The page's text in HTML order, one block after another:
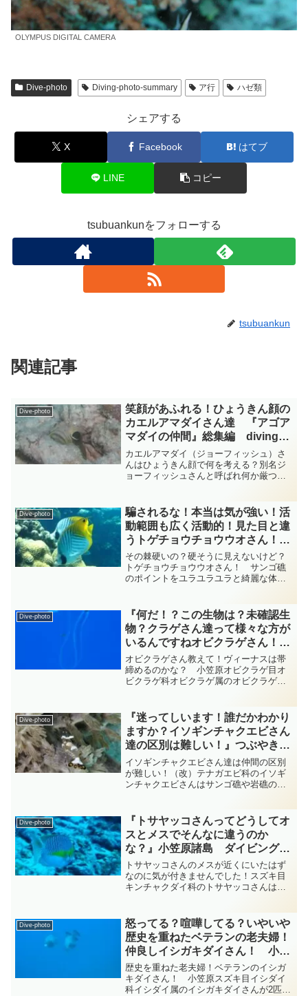
OLYMPUS DIGITAL CAMERA
Dive-photo Diving-photo-summary ア行 ハゼ類
シェアする
X Facebook はてブ
LINE コピー
tsubuankunをフォローする
tsubuankun
関連記事
Dive-photo
笑顔があふれる！ひょうきん顔の
カエルアマダイさん達 『アゴア
マダイの仲間』総集編 diving-
photo‐tsubuankun
カエルアマダイ（ジョーフィッシュ）さ
んはひょうきん顔で何を考える？別名ジ
ョーフィッシュさんと呼ばれ何か厳つい
アマダイさんですが実はとても臆病なお
魚さんです・・・せっかく...
Dive-photo
騙されるな！本当は気が強い！活
動範囲も広く活動的！見た目と違
うトゲチョウチョウウオさん！
チョウチョウウオ diving-
photo-summary-tsubuankun
その棘硬いの？硬そうに見えないけど？
トゲチョウチョウウオさん！ サンゴ礁
のポイントをユラユラユラと綺麗な体を
ウチョウウオ属のトゲチョウチョウウオ
さんです・・・和名の...
Dive-photo
『何だ！？この生物は？未確認生
物？クラゲさん達って様々な方が
いるんですねオビクラゲさん！』
つぶやきVer 小笠原 diving-
photo‐tsubuankun
オビクラゲさん教えて！ヴィーナスは帯
締めるのかな？ 小笠原オビクラゲ目オ
ビクラゲ科オビクラゲ属のオビクラゲさ
端に扁平で細長い帯状の形をして浮遊し
ています・・・オビクラゲ...
Dive-photo
『迷ってしいます！誰だかわかり
ますか？イソギンチャクエビさん
達の区別は難しい！』つぶやき
Ver ケラマ ダイビング‐フォト‐
tsubuankun
イソギンチャクエビさん達は仲間の区別
が難しい！（改）テナガエビ科のイソギ
ンチャクエビさんはサンゴ礁や岩礁の比
さんです・・・イソギンチャクエビさん
の身体は透明で胸や腹には...
Dive-photo
『トサヤッコさんってどうしてオ
スとメスでそんなに違うのか
な？』小笠原諸島 ダイビング‐
フォト‐tsubuankun
トサヤッコさんのメスが近くにいたはず
なのに気が付きませんでした！スズキ目
キンチャクダイ科のトサヤッコさんはオ
から中央付近にまで達する黒と白の横帯
があって頭部から後方までのびる...
Dive-photo
怒ってる？喧嘩してる？いやいや
歴史を重ねたベテランの老夫婦！
仲良しイシガキダイさん！ 小笠
原 イシダイ科 diving-photo‐
tsubuankun
歴史を重ねた老夫婦！ベテランのイシガ
キダイさん！ 小笠原スズキ目イシダイ
科イシダイ属のイシガキダイさんが2匹チ